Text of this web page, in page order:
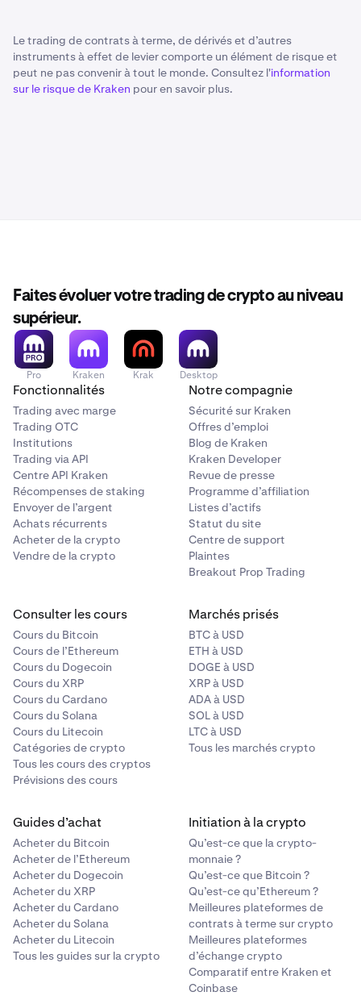
Le trading de contrats à terme, de dérivés et d’autres
instruments à effet de levier comporte un élément de risque et
peut ne pas convenir à tout le monde. Consultez l'information
sur le risque de Kraken pour en savoir plus.
Faites évoluer votre trading de crypto au niveau
supérieur.
Pro Kraken Krak Desktop
Fonctionnalités
Trading avec marge
Trading OTC
Institutions
Trading via API
Centre API Kraken
Récompenses de staking
Envoyer de l’argent
Achats récurrents
Acheter de la crypto
Vendre de la crypto
Notre compagnie
Sécurité sur Kraken
Offres d’emploi
Blog de Kraken
Kraken Developer
Revue de presse
Programme d’affiliation
Listes d’actifs
Statut du site
Centre de support
Plaintes
Breakout Prop Trading
Consulter les cours
Cours du Bitcoin
Cours de l’Ethereum
Cours du Dogecoin
Cours du XRP
Cours du Cardano
Cours du Solana
Cours du Litecoin
Catégories de crypto
Tous les cours des cryptos
Prévisions des cours
Marchés prisés
BTC à USD
ETH à USD
DOGE à USD
XRP à USD
ADA à USD
SOL à USD
LTC à USD
Tous les marchés crypto
Guides d’achat
Acheter du Bitcoin
Acheter de l’Ethereum
Acheter du Dogecoin
Acheter du XRP
Acheter du Cardano
Acheter du Solana
Acheter du Litecoin
Tous les guides sur la crypto
Initiation à la crypto
Qu’est-ce que la crypto-
monnaie ?
Qu’est-ce que Bitcoin ?
Qu’est-ce qu’Ethereum ?
Meilleures plateformes de
contrats à terme sur crypto
Meilleures plateformes
d’échange crypto
Comparatif entre Kraken et
Coinbase